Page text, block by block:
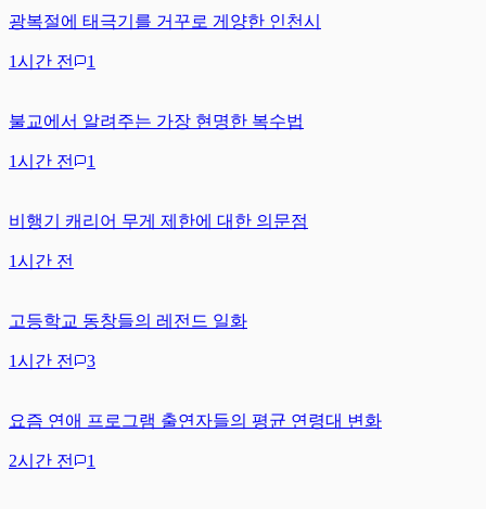
광복절에 태극기를 거꾸로 게양한 인천시
1시간 전 1
불교에서 알려주는 가장 현명한 복수법
1시간 전 1
비행기 캐리어 무게 제한에 대한 의문점
1시간 전
고등학교 동창들의 레전드 일화
1시간 전 3
요즘 연애 프로그램 출연자들의 평균 연령대 변화
2시간 전 1